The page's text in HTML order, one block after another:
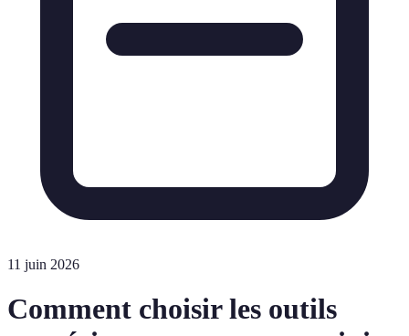
11 juin 2026
Comment choisir les outils